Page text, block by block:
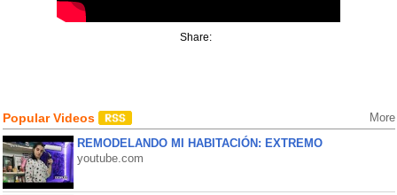
Share:
Popular Videos More
REMODELANDO MI HABITACIÓN: EXTREMO
youtube.com